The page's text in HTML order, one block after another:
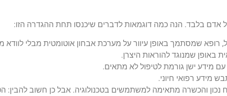
אדם בלבד. הנה כמה דוגמאות לדברים שיכנסו תחת ההגדרה הזו:
רופא שמסתמך באופן עיוור על מערכת אבחון אוטומטית מבלי לוודא
באופן שמנוגד להוראות היצרן.
ישן גורמת לטיפול לא מתאים.
מידע רפואי חיוני.
והכשרה מתאימה למשתמשים בטכנולוגיה. אבל כן חשוב להבין: